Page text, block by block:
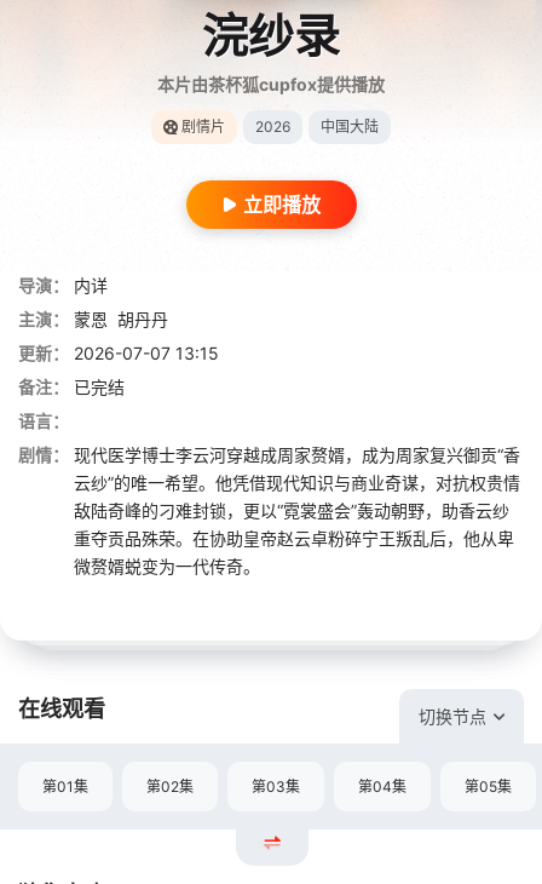
浣纱录
本片由茶杯狐cupfox提供播放
剧情片 2026 中国大陆
立即播放
导演：
内详
主演：
蒙恩 胡丹丹
更新：
2026-07-07 13:15
备注：
已完结
语言：
剧情：
现代医学博士李云河穿越成周家赘婿，成为周家复兴御贡“香
云纱”的唯一希望。他凭借现代知识与商业奇谋，对抗权贵情
敌陆奇峰的刁难封锁，更以“霓裳盛会”轰动朝野，助香云纱
重夺贡品殊荣。在协助皇帝赵云卓粉碎宁王叛乱后，他从卑
微赘婿蜕变为一代传奇。
在线观看 切换节点
第01集 第02集 第03集 第04集 第05集